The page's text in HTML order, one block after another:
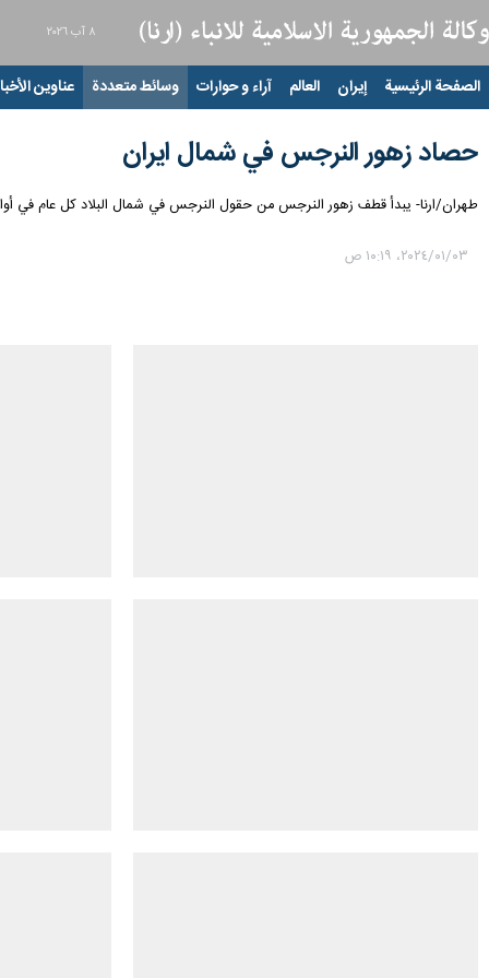
٨ آب ٢٠٢٦
الصفحة الرئيسية إيران العالم آراء و حوارات وسائط متعددة عناوين
حصاد زهور النرجس في شمال ایران
طهران/ارنا- یبدأ قطف زهور النرجس من حقول النرجس في شمال البلاد كل عام في
٠٣‏/٠١‏/٢٠٢٤، ١٠:١٩ ص